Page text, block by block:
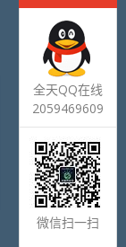
全天QQ在线
2059469609
微信扫一扫